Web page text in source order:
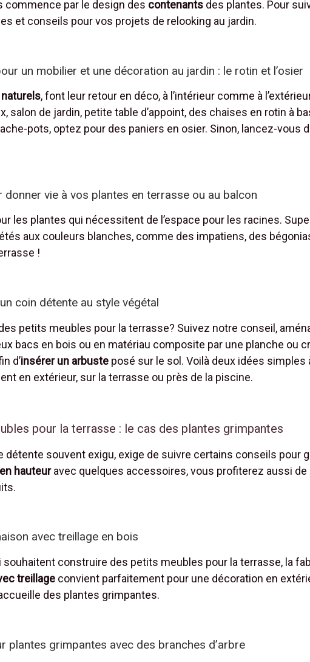
commence par le design des contenants des plantes. Pour
et conseils pour vos projets de relooking au jardin.
un mobilier et une décoration au jardin : le rotin et l’osier
, font leur retour en déco, à l’intérieur comme à
salon de jardin, petite table d’appoint, des chaises en rotin à
pots, optez pour des paniers en osier. Sinon, lancez-vous
vie à vos plantes en terrasse ou au balcon
les plantes qui nécessitent de l’espace pour les racines.
aux couleurs blanches, comme des impatiens, des
!
coin détente au style végétal
petits meubles pour la terrasse? Suivez notre conseil,
bacs en bois ou en matériau composite par une planche ou
d’insérer un arbuste posé sur le sol. Voilà deux idées simples
en extérieur, sur la terrasse ou près de la piscine.
pour la terrasse : le cas des plantes grimpantes
détente souvent exigu, exige de suivre certains conseils pour
hauteuravec quelques accessoires, vous profiterez aussi de
avec treillage en bois
construire des petits meubles pour la terrasse, la
treillage convient parfaitement pour une décoration en
des plantes grimpantes.
plantes grimpantes avec des branches d’arbre